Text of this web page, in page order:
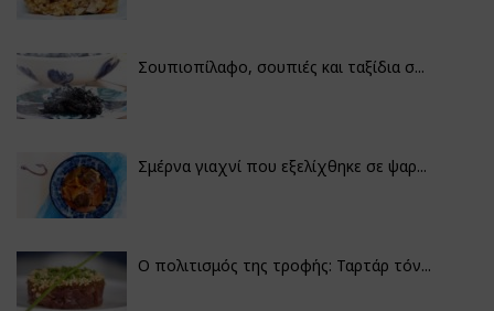
Σουπιοπίλαφο, σουπιές και ταξίδια σ...
Σμέρνα γιαχνί που εξελίχθηκε σε ψαρ...
Ο πολιτισμός της τροφής: Ταρτάρ τόν...